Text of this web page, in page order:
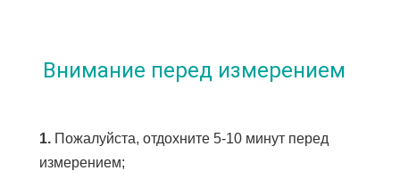
Внимание перед измерением
1. Пожалуйста, отдохните 5-10 минут перед
измерением;